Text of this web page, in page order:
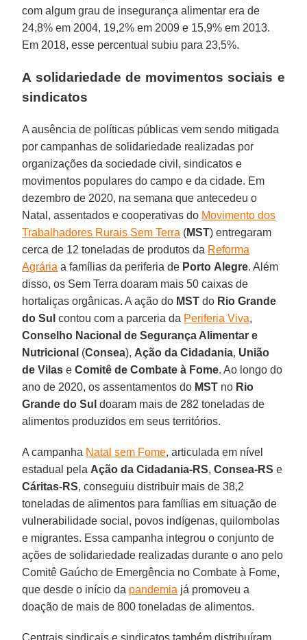
com algum grau de insegurança alimentar era de
24,8% em 2004, 19,2% em 2009 e 15,9% em 2013.
Em 2018, esse percentual subiu para 23,5%.
A solidariedade de movimentos sociais e
sindicatos
A ausência de políticas públicas vem sendo mitigada
por campanhas de solidariedade realizadas por
organizações da sociedade civil, sindicatos e
movimentos populares do campo e da cidade. Em
dezembro de 2020, na semana que antecedeu o
Natal, assentados e cooperativas do Movimento dos
Trabalhadores Rurais Sem Terra (MST) entregaram
cerca de 12 toneladas de produtos da Reforma
Agrária a famílias da periferia de Porto Alegre. Além
disso, os Sem Terra doaram mais 50 caixas de
hortaliças orgânicas. A ação do MST do Rio Grande
do Sul contou com a parceria da Periferia Viva,
Conselho Nacional de Segurança Alimentar e
Nutricional (Consea), Ação da Cidadania, União
de Vilas eComitê de Combate à Fome. Ao longo do
ano de 2020, os assentamentos do MST no Rio
Grande do Sul doaram mais de 282 toneladas de
alimentos produzidos em seus territórios.
A campanha Natal sem Fome, articulada em nível
estadual pela Ação da Cidadania-RS,Consea-RS e
Cáritas-RS, conseguiu distribuir mais de 38,2
toneladas de alimentos para famílias em situação de
vulnerabilidade social, povos indígenas, quilombolas
e migrantes. Essa campanha integrou o conjunto de
ações de solidariedade realizadas durante o ano pelo
Comitê Gaúcho de Emergência no Combate à Fome,
que desde o início da pandemia já promoveu a
doação de mais de 800 toneladas de alimentos.
Centrais sindicais e sindicatos também distribuíram